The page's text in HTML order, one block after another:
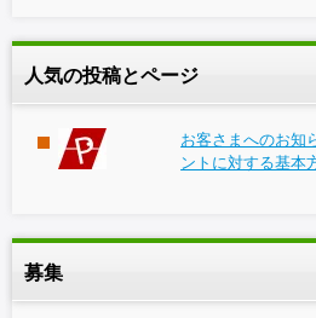
人気の投稿とページ
お客さまへのお知
ントに対する基本
募集